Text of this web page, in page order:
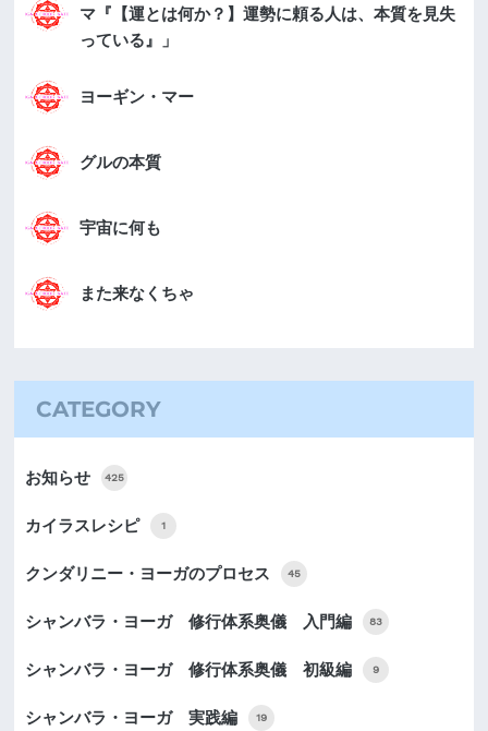
マ『【運とは何か？】運勢に頼る人は、本質を見失
っている』」
ヨーギン・マー
グルの本質
宇宙に何も
また来なくちゃ
CATEGORY
お知らせ 425
カイラスレシピ 1
クンダリニー・ヨーガのプロセス 45
シャンバラ・ヨーガ 修行体系奥儀 入門編 83
シャンバラ・ヨーガ 修行体系奥儀 初級編 9
シャンバラ・ヨーガ 実践編 19